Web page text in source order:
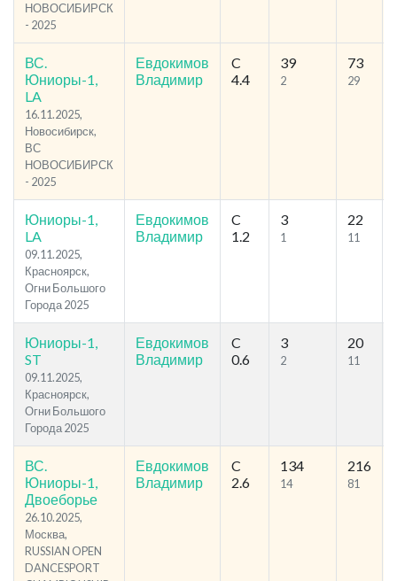
НОВОСИБИРСК
- 2025
ВС.
Юниоры-1,
LA
16.11.2025,
Новосибирск,
ВС
НОВОСИБИРСК
- 2025
Евдокимов
Владимир
C
4.4
39
2
73
29
Юниоры-1,
LA
09.11.2025,
Красноярск,
Огни Большого
Города 2025
Евдокимов
Владимир
C
1.2
3
1
22
11
Юниоры-1,
ST
09.11.2025,
Красноярск,
Огни Большого
Города 2025
Евдокимов
Владимир
C
0.6
3
2
20
11
ВС.
Юниоры-1,
Двоеборье
26.10.2025,
Москва,
RUSSIAN OPEN
DANCESPORT
Евдокимов
Владимир
C
2.6
134
14
216
81